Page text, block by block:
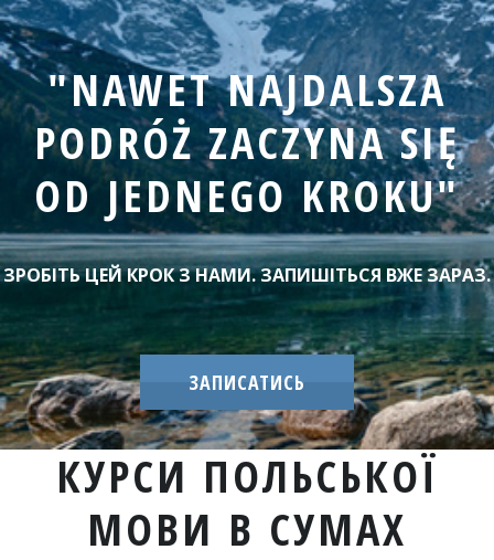
"NAWET NAJDALSZA
PODRÓŻ ZACZYNA SIĘ
OD JEDNEGO KROKU"
ЗРОБІТЬ ЦЕЙ КРОК З НАМИ. ЗАПИШІТЬСЯ ВЖЕ ЗАРАЗ.
ЗАПИСАТИСЬ
КУРСИ ПОЛЬСЬКОЇ
МОВИ В СУМАХ